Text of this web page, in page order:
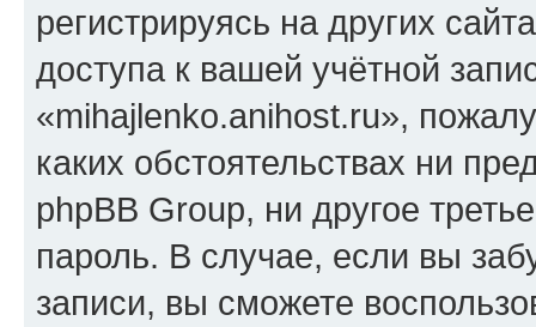
регистрируясь на других
доступа к вашей учётной
«mihajlenko.anihost.ru»,
каких обстоятельствах ни
phpBB Group, ни другое
пароль. В случае, если вы
записи, вы сможете